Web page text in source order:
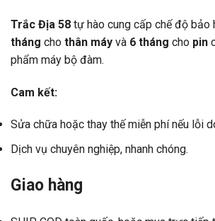
Trắc Địa 58 tự hào cung cấp chế độ bảo
tháng cho thân máy và 6 tháng cho pin
phẩm máy bộ đàm.
Cam kết:
Sửa chữa hoặc thay thế miễn phí nếu lỗi
Dịch vụ chuyên nghiệp, nhanh chóng.
Giao hàng